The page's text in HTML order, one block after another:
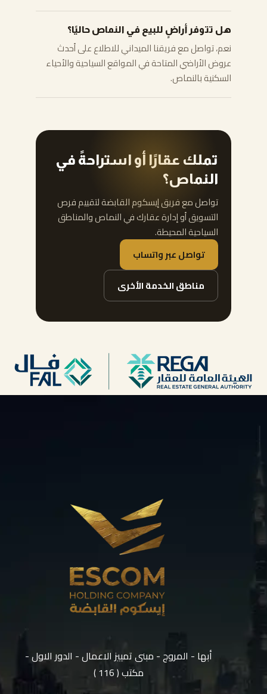
هل تتوفر أراضٍ للبيع في النماص حاليًا؟
نعم، تواصل مع فريقنا الميداني للاطلاع على أحدث
عروض الأراضي المتاحة في المواقع السياحية والأحياء
السكنية بالنماص.
تملك عقارًا أو استراحةً في
النماص؟
تواصل مع فريق إيسكوم القابضة لتقييم فرص
التسويق أو إدارة عقارك في النماص والمناطق
السياحية المحيطة.
تواصل عبر واتساب
مناطق الخدمة الأخرى
أبها - المروج - مبنى تمييز الاعمال - الدور الاول -
مكتب ( 116 )